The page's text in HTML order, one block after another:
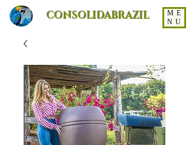
CONSOLIDABRAZIL
ME
NU